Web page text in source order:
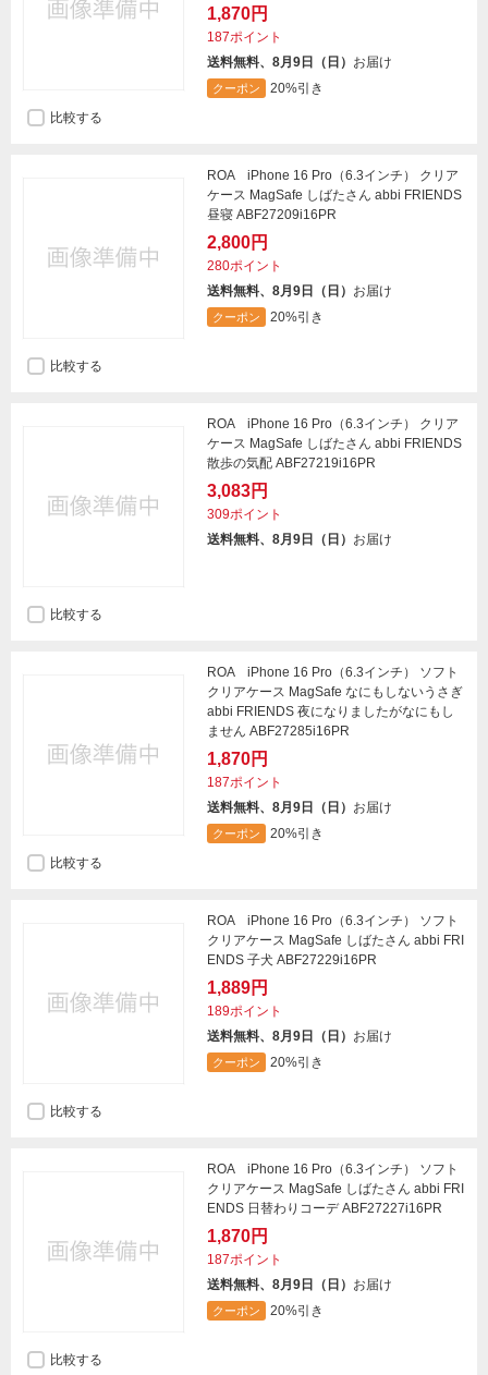
1,870円
187ポイント
送料無料、8月9日（日） お届け
クーポン
20%引き
比較する
ROA iPhone 16 Pro（6.3インチ） クリア
ケース MagSafe しばたさん abbi FRIENDS
昼寝 ABF27209i16PR
2,800円
280ポイント
送料無料、8月9日（日） お届け
クーポン 20%引き
比較する
ROA iPhone 16 Pro（6.3インチ） クリア
ケース MagSafe しばたさん abbi FRIENDS
散歩の気配 ABF27219i16PR
3,083円
309ポイント
送料無料、8月9日（日） お届け
比較する
ROA iPhone 16 Pro（6.3インチ） ソフト
クリアケース MagSafe なにもしないうさぎ
abbi FRIENDS 夜になりましたがなにもし
ません ABF27285i16PR
1,870円
187ポイント
送料無料、8月9日（日） お届け
クーポン
20%引き
比較する
ROA iPhone 16 Pro（6.3インチ） ソフト
クリアケース MagSafe しばたさん abbi FRI
ENDS 子犬 ABF27229i16PR
1,889円
189ポイント
送料無料、8月9日（日） お届け
クーポン 20%引き
比較する
ROA iPhone 16 Pro（6.3インチ） ソフト
クリアケース MagSafe しばたさん abbi FRI
ENDS 日替わりコーデ ABF27227i16PR
1,870円
187ポイント
送料無料、8月9日（日） お届け
クーポン 20%引き
比較する